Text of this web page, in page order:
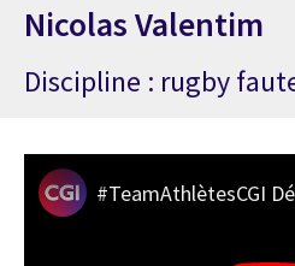
Nicolas Valentim
Discipline : rugby